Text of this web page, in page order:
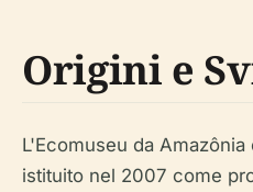
Origini e
L'Ecomuseu da
istituito nel 2007 come